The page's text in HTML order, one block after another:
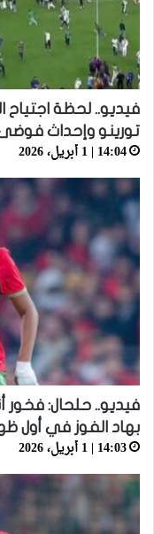
فيديو.. لحظة اجتياح
تورينو وإحداث
14:04 | 1 أبريل، 2026
فيديو.. حلحال:
بهاد الفوز في أول
14:03 | 1 أبريل، 2026